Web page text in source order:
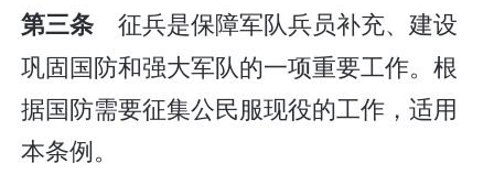
第三条 征兵是保障军队兵员补充、建设
巩固国防和强大军队的一项重要工作。根
据国防需要征集公民服现役的工作，适用
本条例。